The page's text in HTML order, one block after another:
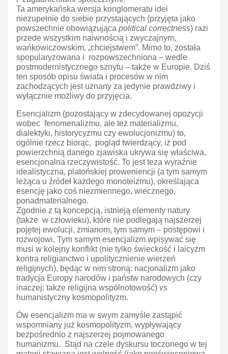
Ta amerykańska wersja konglomeratu idei
niezupełnie do siebie przystających (przyjęta jako
powszechnie obowiązująca political correctness) razi
przede wszystkim naiwnością i zwyczajnym,
wańkowiczowskim, „chciejstwem”. Mimo to, została
spopularyzowana i rozpowszechniona – wedle
postmodernistycznego sznytu – także w Europie. Dziś
ten sposób opisu świata i procesów w nim
zachodzących jest uznany za jedynie prawdziwy i
wyłącznie możliwy do przyjęcia.
Esencjalizm (pozostający w zdecydowanej opozycji
wobec fenomenalizmu, ale też materializmu,
dialektyki, historycyzmu czy ewolucjonizmu) to,
ogólnie rzecz biorąc, pogląd twierdzący, iż pod
powierzchnią danego zjawiska ukrywa się właściwa,
esencjonalna rzeczywistość. To jest teza wyraźnie
idealistyczna, platońskiej proweniencji (a tym samym
leżąca u źródeł każdego monoteizmu), określająca
esencję jako coś niezmiennego, wiecznego,
ponadmaterialnego.
Zgodnie z tą koncepcją, istnieją elementy natury
(także w człowieku), które nie podlegają najszerzej
pojętej ewolucji, zmianom, tym samym – postępowi i
rozwojowi. Tym samym esencjalizm wpisywać się
musi w kolejny konflikt (nie tylko świeckość i laicyzm
kontra religianctwo i upolitycznienie wierzeń
religijnych), będąc w nim stroną: nacjonalizm jako
tradycja Europy narodów i państw narodowych (czy
inaczej: także religijna wspólnotowość) vs
humanistyczny kosmopolityzm.
Ów esencjalizm ma w swym zamyśle zastąpić
wspomniany już kosmopolityzm, wypływający
bezpośrednio z najszerzej pojmowanego
humanizmu. Stąd na czele dyskursu toczonego w tej